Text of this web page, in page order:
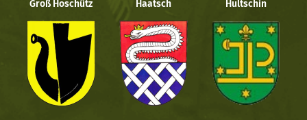
Groß Hoschütz Haatsch Hultschin